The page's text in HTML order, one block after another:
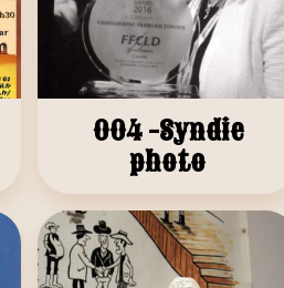
004 -Syndie
photo